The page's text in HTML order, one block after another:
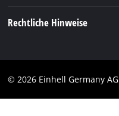
Vertrag widerrufen
Rechtliche Hinweise
Impressum
© 2026 Einhell Germany AG